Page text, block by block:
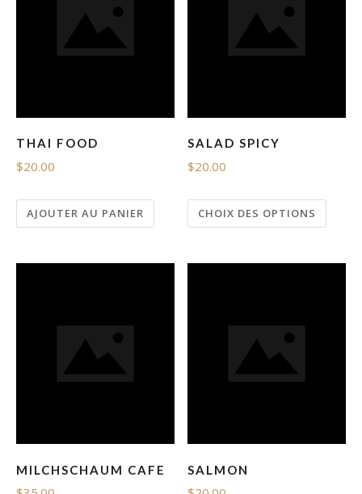
THAI FOOD
$20.00
AJOUTER AU PANIER
SALAD SPICY
$20.00
CHOIX DES OPTIONS
MILCHSCHAUM CAFE SALMON